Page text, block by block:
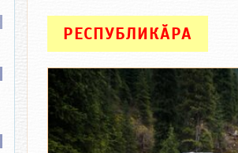
РЕСПУБЛИКӐРА